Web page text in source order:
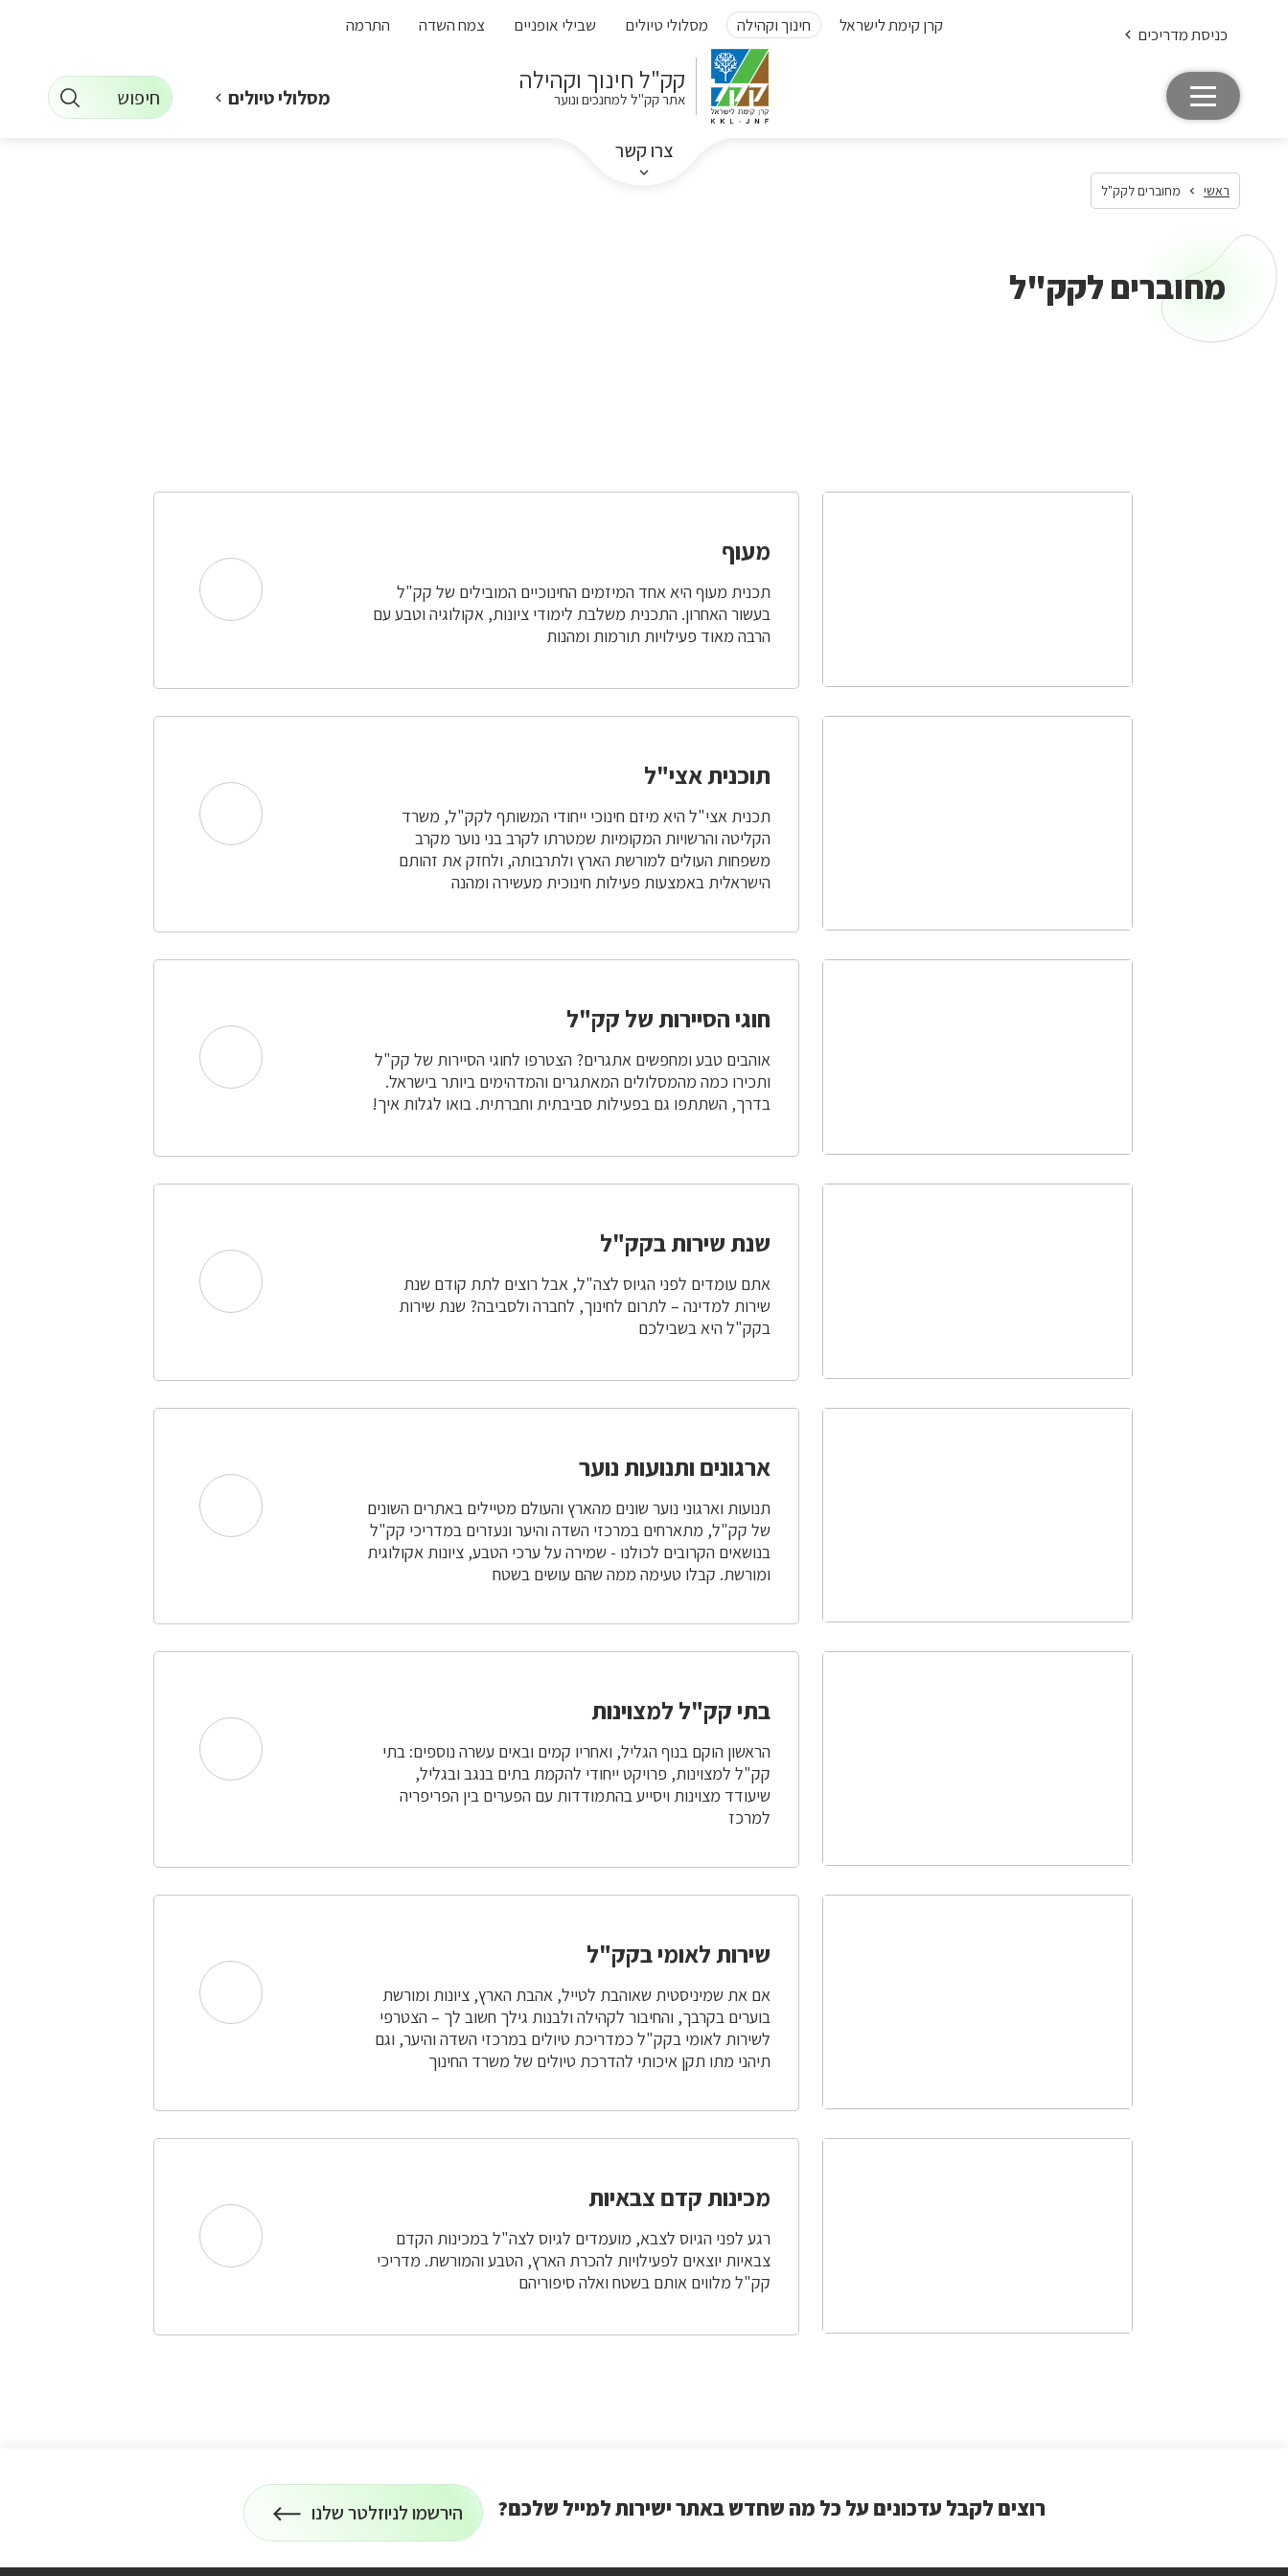
קרן קימת לישראל חינוך וקהילה מסלולי טיולים שבילי אופניים צמח השדה התרמה כניסת מדריכים
קק"ל חינוך וקהילה
אתר קק"ל למחנכים ונוער
צרו קשר
מסלולי טיולים חיפוש
ראשי מחוברים לקק"ל
מחוברים לקק"ל
מעוף
תכנית מעוף היא אחד המיזמים החינוכיים המובילים של קק"ל
בעשור האחרון. התכנית משלבת לימודי ציונות, אקולוגיה וטבע עם
הרבה מאוד פעילויות תורמות ומהנות
תוכנית אצי"ל
תכנית אצי"ל היא מיזם חינוכי ייחודי המשותף לקק"ל, משרד
הקליטה והרשויות המקומיות שמטרתו לקרב בני נוער מקרב
משפחות העולים למורשת הארץ ולתרבותה, ולחזק את זהותם
הישראלית באמצעות פעילות חינוכית מעשירה ומהנה
חוגי הסיירות של קק"ל
אוהבים טבע ומחפשים אתגרים? הצטרפו לחוגי הסיירות של קק"ל
ותכירו כמה מהמסלולים המאתגרים והמדהימים ביותר בישראל.
בדרך, השתתפו גם בפעילות סביבתית וחברתית. בואו לגלות איך!
שנת שירות בקק"ל
אתם עומדים לפני הגיוס לצה"ל, אבל רוצים לתת קודם שנת
שירות למדינה – לתרום לחינוך, לחברה ולסביבה? שנת שירות
בקק"ל היא בשבילכם
ארגונים ותנועות נוער
תנועות וארגוני נוער שונים מהארץ והעולם מטיילים באתרים השונים
של קק"ל, מתארחים במרכזי השדה והיער ונעזרים במדריכי קק"ל
בנושאים הקרובים לכולנו - שמירה על ערכי הטבע, ציונות אקולוגית
ומורשת. קבלו טעימה ממה שהם עושים בשטח
בתי קק"ל למצוינות
הראשון הוקם בנוף הגליל, ואחריו קמים ובאים עשרה נוספים: בתי
קק"ל למצוינות, פרויקט ייחודי להקמת בתים בנגב ובגליל,
שיעודד מצוינות ויסייע בהתמודדות עם הפערים בין הפריפריה
למרכז
שירות לאומי בקק"ל
אם את שמיניסטית שאוהבת לטייל, אהבת הארץ, ציונות ומורשת
בוערים בקרבך, והחיבור לקהילה ולבנות גילך חשוב לך – הצטרפי
לשירות לאומי בקק"ל כמדריכת טיולים במרכזי השדה והיער, וגם
תיהני מתו תקן איכותי להדרכת טיולים של משרד החינוך
מכינות קדם צבאיות
רגע לפני הגיוס לצבא, מועמדים לגיוס לצה"ל במכינות הקדם
צבאיות יוצאים לפעילויות להכרת הארץ, הטבע והמורשת. מדריכי
קק"ל מלווים אותם בשטח ואלה סיפוריהם
הרשמה
רוצים לקבל עדכונים על כל מה שחדש באתר ישירות למייל שלכם? הירשמו לניוזלטר שלנו
על
רוצים